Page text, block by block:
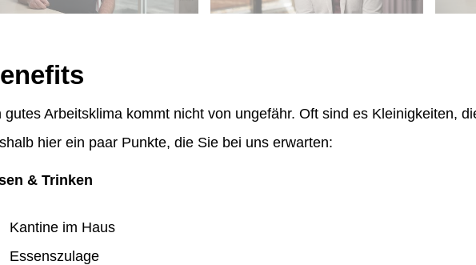
gutes Arbeitsklima kommt nicht von ungefähr. Oft sind es Kleinigkeiten,
hier ein paar Punkte, die Sie bei uns erwarten:
& Trinken
Kantine im Haus
Essenszulage